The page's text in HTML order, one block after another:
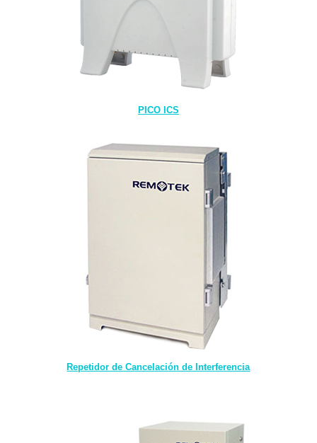
PICO ICS
Repetidor de Cancelación de Interferencia